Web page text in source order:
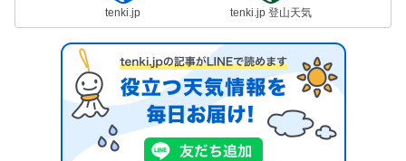
tenki.jp tenki.jp 登山天気